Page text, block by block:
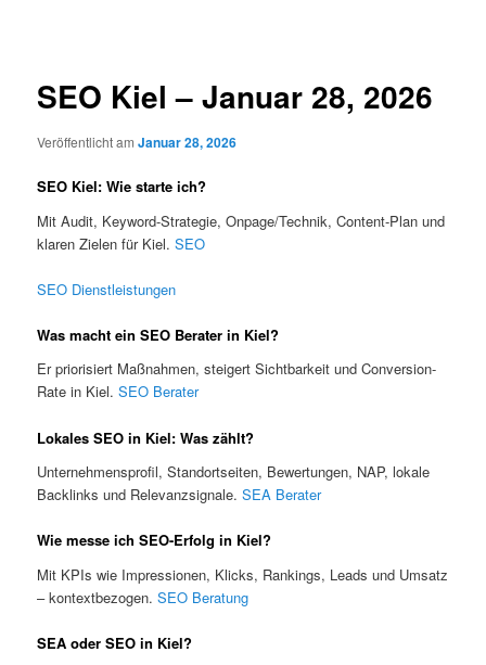
SEO Kiel – Januar 28, 2026
Veröffentlicht amJanuar 28, 2026
SEO Kiel: Wie starte ich?
Mit Audit, Keyword-Strategie, Onpage/Technik, Content-Plan und
klaren Zielen für Kiel.SEO
SEO Dienstleistungen
Was macht ein SEO Berater in Kiel?
Er priorisiert Maßnahmen, steigert Sichtbarkeit und Conversion-
Rate in Kiel.SEO Berater
Lokales SEO in Kiel: Was zählt?
Unternehmensprofil, Standortseiten, Bewertungen, NAP, lokale
Backlinks und Relevanzsignale.SEA Berater
Wie messe ich SEO-Erfolg in Kiel?
Mit KPIs wie Impressionen, Klicks, Rankings, Leads und Umsatz
– kontextbezogen.SEO Beratung
SEA oder SEO in Kiel?